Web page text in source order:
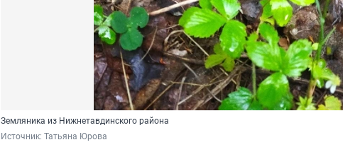
Земляника из Нижнетавдинского района
Источник: Татьяна Юрова